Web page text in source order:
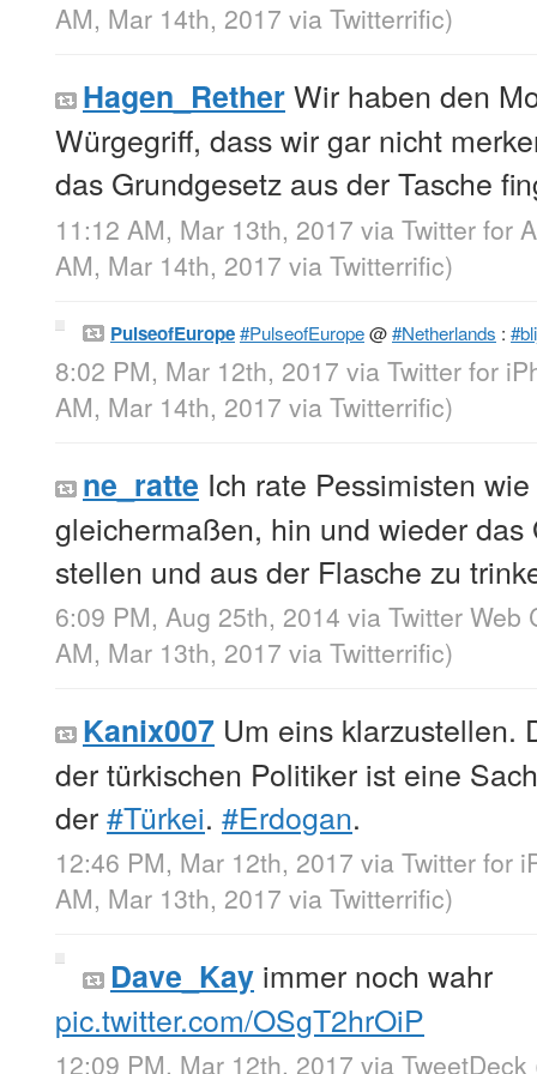
AM, Mar 14th, 2017 via Twitterrific)
Hagen_RetherWir haben den
Würgegriff, dass wir gar nicht
das Grundgesetz aus der Tasche
11:12 AM, Mar 13th, 2017 via Twitter for
AM, Mar 14th, 2017 via Twitterrific)
PulseofEurope#PulseofEurope@#Netherlands :
8:02 PM, Mar 12th, 2017 via Twitter for
AM, Mar 14th, 2017 via Twitterrific)
ne_ratte Ich rate Pessimisten
gleichermaßen, hin und wieder das
stellen und aus der Flasche zu
6:09 PM, Aug 25th, 2014 via Twitter Web
AM, Mar 13th, 2017 via Twitterrific)
Kanix007 Um eins klarzustellen.
der türkischen Politiker ist eine
der#Türkei. #Erdogan.
12:46 PM, Mar 12th, 2017 via Twitter for
AM, Mar 13th, 2017 via Twitterrific)
Dave_Kay immer noch wahr
pic.twitter.com/OSgT2hrOiP
12:09 PM, Mar 12th, 2017 via TweetDeck